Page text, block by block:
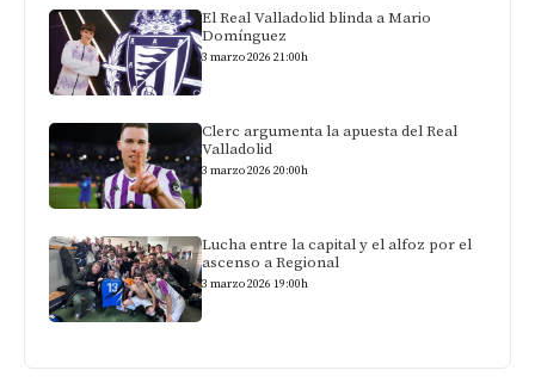
El Real Valladolid blinda a Mario
Domínguez
3 marzo 2026 21:00h
Clerc argumenta la apuesta del Real
Valladolid
3 marzo 2026 20:00h
Lucha entre la capital y el alfoz por el
ascenso a Regional
3 marzo 2026 19:00h